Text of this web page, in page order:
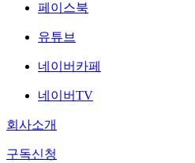
페이스북
유튜브
네이버카페
네이버TV
회사소개
구독신청